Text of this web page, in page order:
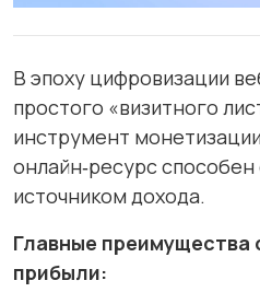
В эпоху цифровизации
простого «визитного
инструмент
онлайн‑ресурс
источником дохода.
Главные преимущества
прибыли: